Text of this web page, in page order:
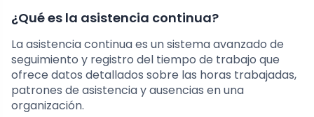
¿Qué es la asistencia continua?
La asistencia continua es un sistema avanzado de
seguimiento y registro del tiempo de trabajo que
ofrece datos detallados sobre las horas trabajadas,
patrones de asistencia y ausencias en una
organización.